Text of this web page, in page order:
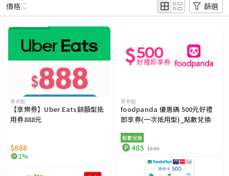
價格 篩選
票券館
【享樂券】Uber Eats餘額型抵
用券888元
$888
2%
票券館
foodpanda 優惠碼 500元好禮
即享券(一次抵用型)_點數兌換
點數兌換
485 $500